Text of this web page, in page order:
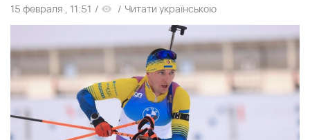
15 февраля , 11:51 / / Читати українською